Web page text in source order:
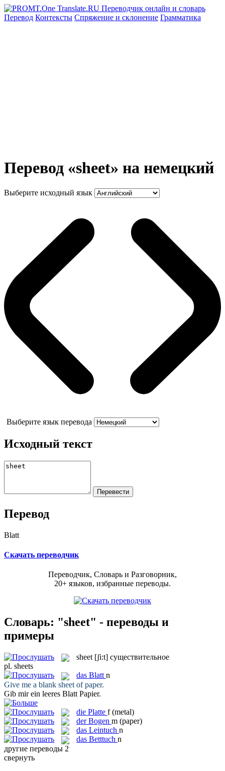
Перевод Контексты Спряжение и склонение Грамматика
Перевод «sheet» на немецкий
Выберите исходный язык
Выберите язык перевода
Исходный текст
Перевод
Blatt
Скачать переводчик
Переводчик, Словарь и Разговорник,
20+ языков, избранные переводы.
Словарь: "sheet" - переводы и
примеры
sheet [ʃi:t] существительное
pl. sheets
das Blatt n
Give me a blank sheet of paper.
Gib mir ein leeres Blatt Papier.
die Platte f (metal)
derBogen m (paper)
das Leintuch n
das Betttuch n
другие переводы 2
свернуть